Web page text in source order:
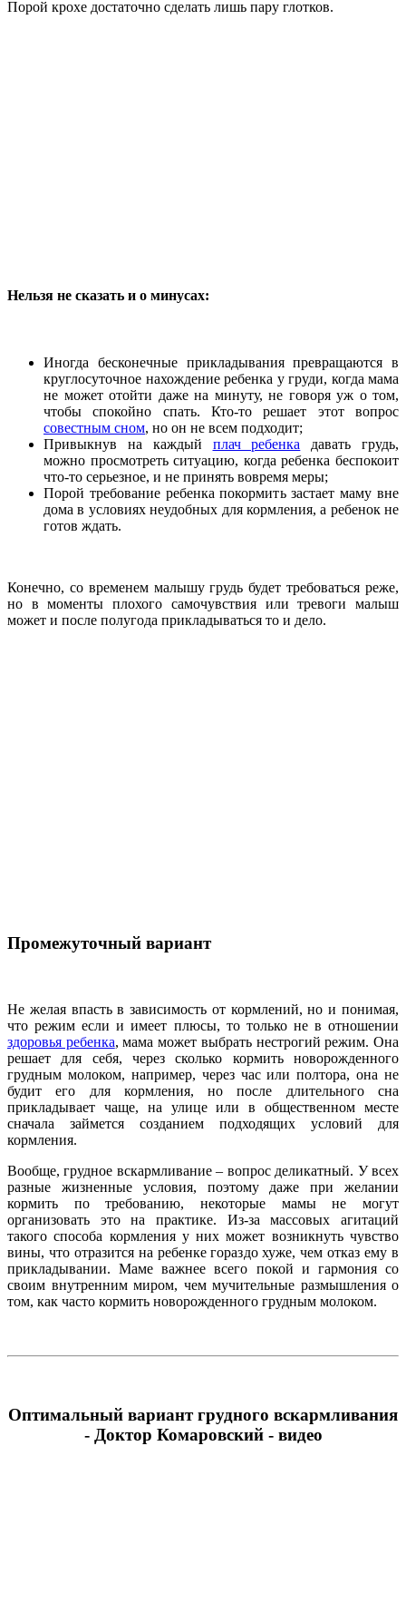
Порой крохе достаточно сделать лишь пару глотков.
Нельзя не сказать и о минусах:
Иногда бесконечные прикладывания превращаются в
круглосуточное нахождение ребенка у груди, когда мама
не может отойти даже на минуту, не говоря уж о том,
чтобы спокойно спать. Кто-то решает этот вопрос
совестным сном, но он не всем подходит;
Привыкнув на каждый плач ребенка давать грудь,
можно просмотреть ситуацию, когда ребенка беспокоит
что-то серьезное, и не принять вовремя меры;
Порой требование ребенка покормить застает маму вне
дома в условиях неудобных для кормления, а ребенок не
готов ждать.
Конечно, со временем малышу грудь будет требоваться реже,
но в моменты плохого самочувствия или тревоги малыш
может и после полугода прикладываться то и дело.
Промежуточный вариант
Не желая впасть в зависимость от кормлений, но и понимая,
что режим если и имеет плюсы, то только не в отношении
здоровья ребенка, мама может выбрать нестрогий режим. Она
решает для себя, через сколько кормить новорожденного
грудным молоком, например, через час или полтора, она не
будит его для кормления, но после длительного сна
прикладывает чаще, на улице или в общественном месте
сначала займется созданием подходящих условий для
кормления.
Вообще, грудное вскармливание – вопрос деликатный. У всех
разные жизненные условия, поэтому даже при желании
кормить по требованию, некоторые мамы не могут
организовать это на практике. Из-за массовых агитаций
такого способа кормления у них может возникнуть чувство
вины, что отразится на ребенке гораздо хуже, чем отказ ему в
прикладывании. Маме важнее всего покой и гармония со
своим внутренним миром, чем мучительные размышления о
том, как часто кормить новорожденного грудным молоком.
Оптимальный вариант грудного вскармливания
- Доктор Комаровский - видео